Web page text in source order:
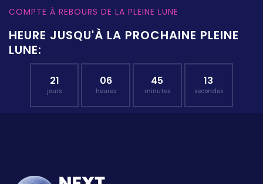
COMPTE À REBOURS DE LA PLEINE LUNE
HEURE JUSQU'À LA PROCHAINE PLEINE
LUNE:
21
jours
06
heures
45
minutes
12
secondes